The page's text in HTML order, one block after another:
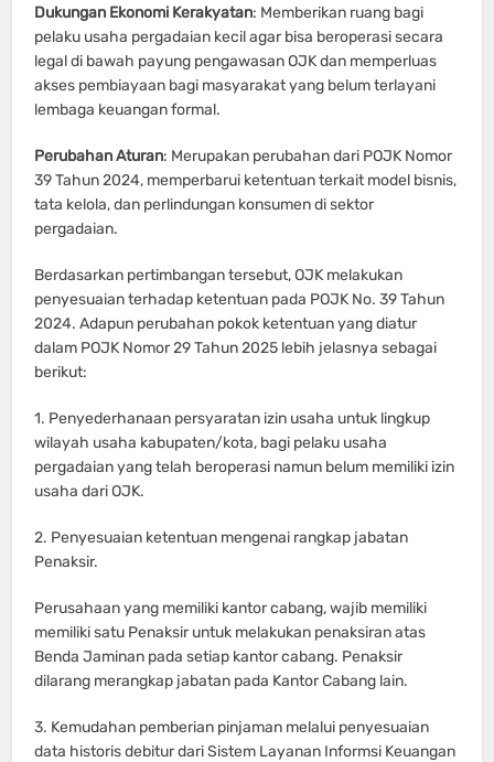
Dukungan Ekonomi Kerakyatan: Memberikan ruang bagi
pelaku usaha pergadaian kecil agar bisa beroperasi secara
legal di bawah payung pengawasan OJK dan memperluas
akses pembiayaan bagi masyarakat yang belum terlayani
lembaga keuangan formal.
Perubahan Aturan: Merupakan perubahan dari POJK Nomor
39 Tahun 2024, memperbarui ketentuan terkait model bisnis,
tata kelola, dan perlindungan konsumen di sektor
pergadaian.
Berdasarkan pertimbangan tersebut, OJK melakukan
penyesuaian terhadap ketentuan pada POJK No. 39 Tahun
2024. Adapun perubahan pokok ketentuan yang diatur
dalam POJK Nomor 29 Tahun 2025 lebih jelasnya sebagai
berikut:
1. Penyederhanaan persyaratan izin usaha untuk lingkup
wilayah usaha kabupaten/kota, bagi pelaku usaha
pergadaian yang telah beroperasi namun belum memiliki izin
usaha dari OJK.
2. Penyesuaian ketentuan mengenai rangkap jabatan
Penaksir.
Perusahaan yang memiliki kantor cabang, wajib memiliki
memiliki satu Penaksir untuk melakukan penaksiran atas
Benda Jaminan pada setiap kantor cabang. Penaksir
dilarang merangkap jabatan pada Kantor Cabang lain.
3. Kemudahan pemberian pinjaman melalui penyesuaian
data historis debitur dari Sistem Layanan Informsi Keuangan